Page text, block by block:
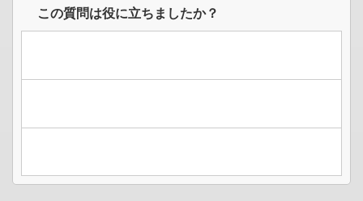
この質問は役に立ちましたか？